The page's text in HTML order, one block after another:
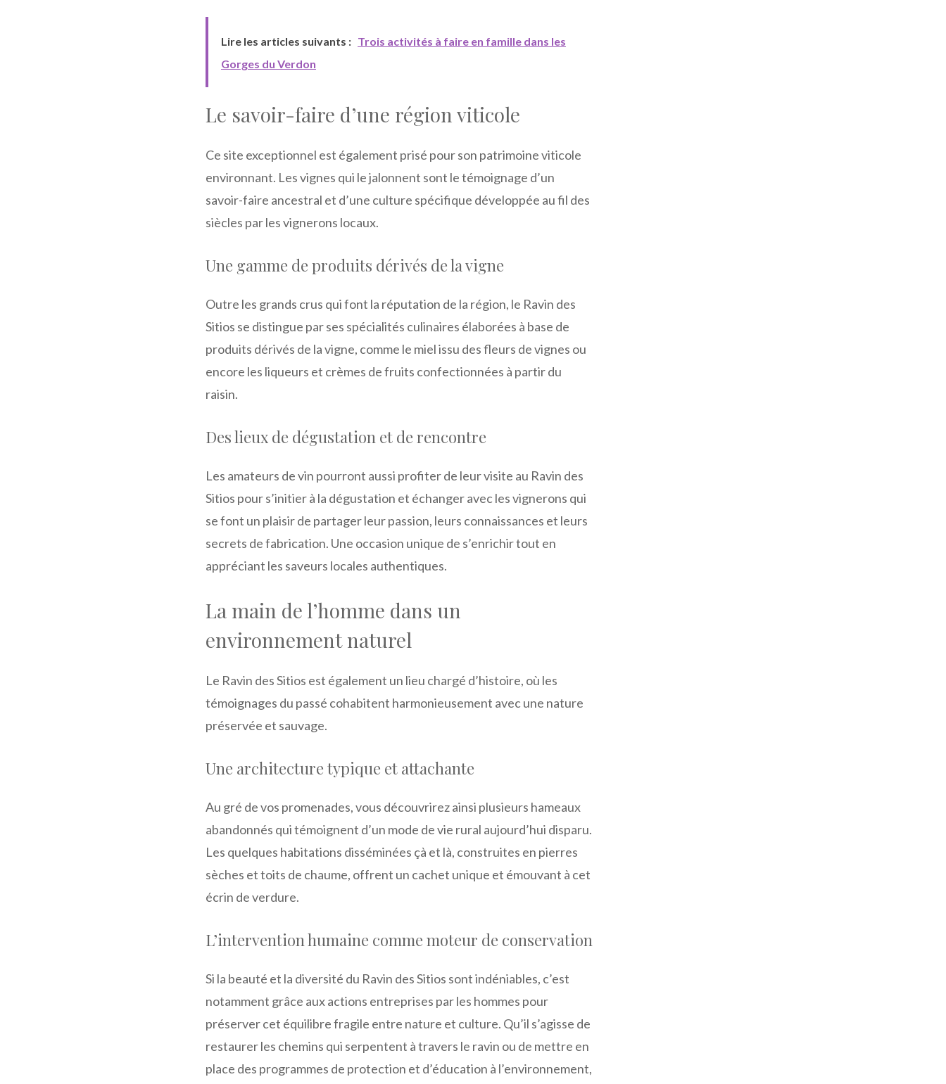
Lire les articles suivants : Trois activités à faire en famille dans les
Gorges du Verdon
Le savoir-faire d’une région viticole
Ce site exceptionnel est également prisé pour son patrimoine viticole
environnant. Les vignes qui le jalonnent sont le témoignage d’un
savoir-faire ancestral et d’une culture spécifique développée au fil des
siècles par les vignerons locaux.
Une gamme de produits dérivés de la vigne
Outre les grands crus qui font la réputation de la région, le Ravin des
Sitios se distingue par ses spécialités culinaires élaborées à base de
produits dérivés de la vigne, comme le miel issu des fleurs de vignes ou
encore les liqueurs et crèmes de fruits confectionnées à partir du
raisin.
Des lieux de dégustation et de rencontre
Les amateurs de vin pourront aussi profiter de leur visite au Ravin des
Sitios pour s’initier à la dégustation et échanger avec les vignerons qui
se font un plaisir de partager leur passion, leurs connaissances et leurs
secrets de fabrication. Une occasion unique de s’enrichir tout en
appréciant les saveurs locales authentiques.
La main de l’homme dans un
environnement naturel
Le Ravin des Sitios est également un lieu chargé d’histoire, où les
témoignages du passé cohabitent harmonieusement avec une nature
préservée et sauvage.
Une architecture typique et attachante
Au gré de vos promenades, vous découvrirez ainsi plusieurs hameaux
abandonnés qui témoignent d’un mode de vie rural aujourd’hui disparu.
Les quelques habitations disséminées çà et là, construites en pierres
sèches et toits de chaume, offrent un cachet unique et émouvant à cet
écrin de verdure.
L’intervention humaine comme moteur de conservation
Si la beauté et la diversité du Ravin des Sitios sont indéniables, c’est
notamment grâce aux actions entreprises par les hommes pour
préserver cet équilibre fragile entre nature et culture. Qu’il s’agisse de
restaurer les chemins qui serpentent à travers le ravin ou de mettre en
place des programmes de protection et d’éducation à l’environnement,